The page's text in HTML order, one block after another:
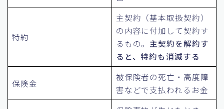
特約
主契約（基本取扱契約）
の内容に付加して契約す
るもの。 主契約を解約す
ると、特約も消滅する
保険金
被保険者の死亡・高度障
害などで支払われるお金